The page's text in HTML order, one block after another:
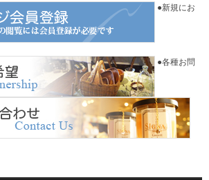
●新規にお
●各種お問